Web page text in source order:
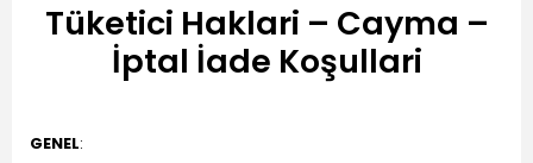
Tüketici Haklari – Cayma –
İptal İade Koşullari
GENEL: